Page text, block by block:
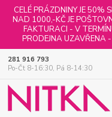
CELÉ PRÁZDNINY JE 50%
NAD 1000,-KČ JE
FAKTURACI - V
PRODEJNA UZAVŘENA
281 916 793
Po-Čt 8-16:30, Pá 8-14:30